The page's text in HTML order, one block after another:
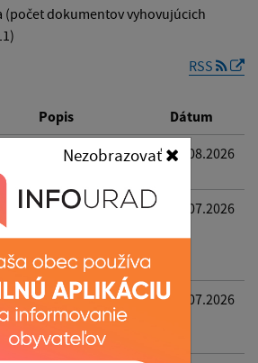
Nezobrazovať
(počet dokumentov vyhovujúcich
RSS
Popis Dátum
05.08.2026
- 08.07.2026
- 08.07.2026